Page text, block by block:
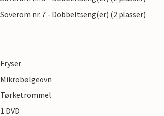
Soverom nr. 7 - Dobbeltseng(er) (2 plasser)
Fryser
Mikrobølgeovn
Tørketrommel
1 DVD